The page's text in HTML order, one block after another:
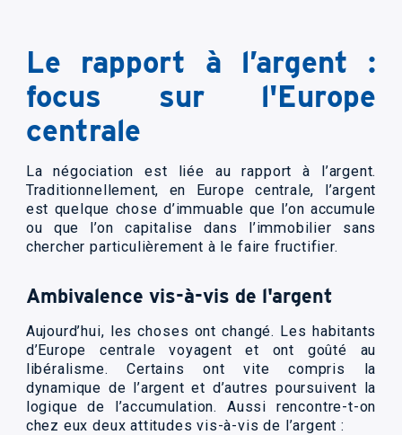
Le rapport à l’argent :
focus sur l'Europe
centrale
La négociation est liée au rapport à l’argent.
Traditionnellement, en Europe centrale, l’argent
est quelque chose d’immuable que l’on accumule
ou que l’on capitalise dans l’immobilier sans
chercher particulièrement à le faire fructifier.
Ambivalence vis-à-vis de l'argent
Aujourd’hui, les choses ont changé. Les habitants
d’Europe centrale voyagent et ont goûté au
libéralisme. Certains ont vite compris la
dynamique de l’argent et d’autres poursuivent la
logique de l’accumulation. Aussi rencontre-t-on
chez eux deux attitudes vis-à-vis de l’argent :